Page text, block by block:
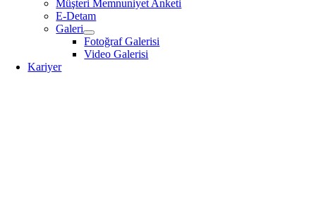
Müşteri Memnuniyet Anketi
E-Detam
Galeri
Fotoğraf Galerisi
Video Galerisi
Kariyer